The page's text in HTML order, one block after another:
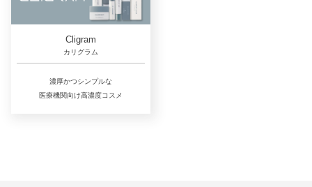
Cligram
カリグラム
濃厚かつシンプルな
医療機関向け高濃度コスメ